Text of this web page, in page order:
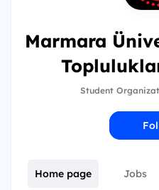
Marmara
Student
Home page Jobs